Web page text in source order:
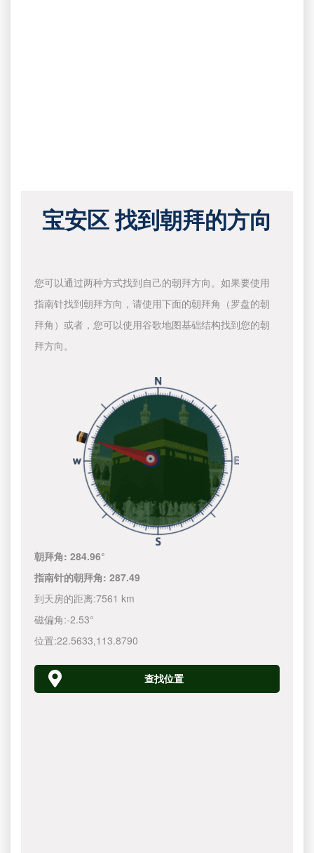
宝安区 找到朝拜的方向
您可以通过两种方式找到自己的朝拜方向。如果要使用
指南针找到朝拜方向，请使用下面的朝拜角（罗盘的朝
拜角）或者，您可以使用谷歌地图基础结构找到您的朝
拜方向。
朝拜角:284.96°
指南针的朝拜角:287.49
到天房的距离:7561 km
磁偏角:-2.53°
位置:22.5633,113.8790
查找位置